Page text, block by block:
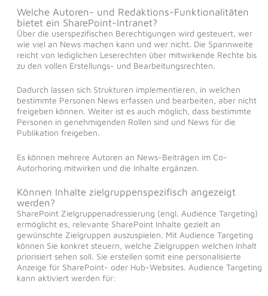
Welche Autoren- und Redaktions-Funktionalitäten
bietet ein SharePoint-Intranet?
Über die userspezifischen Berechtigungen wird gesteuert, wer
wie viel an News machen kann und wer nicht. Die Spannweite
reicht von lediglichen Leserechten über mitwirkende Rechte bis
zu den vollen Erstellungs- und Bearbeitungsrechten.
Dadurch lassen sich Strukturen implementieren, in welchen
bestimmte Personen News erfassen und bearbeiten, aber nicht
freigeben können. Weiter ist es auch möglich, dass bestimmte
Personen in genehmigenden Rollen sind und News für die
Publikation freigeben.
Es können mehrere Autoren an News-Beiträgen im Co-
Autorhoring mitwirken und die Inhalte ergänzen.
Können Inhalte zielgruppenspezifisch angezeigt
werden?
SharePoint Zielgruppenadressierung (engl. Audience Targeting)
ermöglicht es, relevante SharePoint Inhalte gezielt an
gewünschte Zielgruppen auszuspielen. Mit Audience Targeting
können Sie konkret steuern, welche Zielgruppen welchen Inhalt
priorisiert sehen soll. Sie erstellen somit eine personalisierte
Anzeige für SharePoint- oder Hub-Websites. Audience Targeting
kann aktiviert werden für: